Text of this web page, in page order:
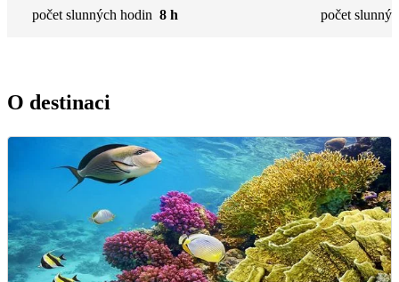
počet slunných hodin 8 h
počet
O destinaci